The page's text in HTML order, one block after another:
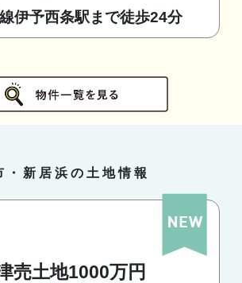
伊予西条駅まで徒歩24分
・新居浜の土地情報
売土地1000万円